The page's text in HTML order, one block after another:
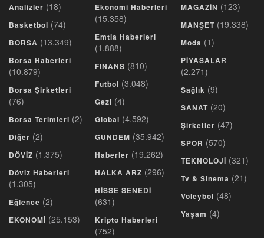
Analizler (18)
Basketbol (74)
BORSA (13.349)
Borsa Haberleri
(10.879)
Borsa Şirketleri
(76)
Borsa Terimleri (2)
Diğer (2)
DÖVİZ (1.375)
Döviz Haberleri
(1.305)
Eğlence (2)
EKONOMİ (25.153)
Ekonomi Haberleri
(15.358)
Emtia Haberleri
(1.888)
FINANS (810)
Futbol (3.048)
Gezi (4)
Global (4.592)
GUNDEM (35.942)
Haberler (19.262)
HALKA ARZ (296)
HİSSE SENEDİ
(631)
Kripto Haberleri
(752)
MAGAZİN (123)
MANŞET (19.338)
Moda (1)
PİYASALAR
(2.271)
Sağlık (9)
SANAT (20)
Şirketler (47)
SPOR (570)
TEKNOLOJİ (321)
Tv & Sinema (21)
Voleybol (48)
Yaşam (4)